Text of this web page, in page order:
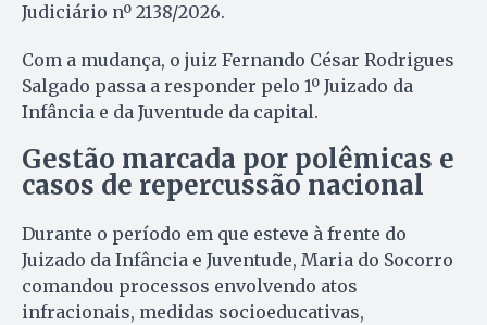
Judiciário nº 2138/2026.
Com a mudança, o juiz Fernando César Rodrigues
Salgado passa a responder pelo 1º Juizado da
Infância e da Juventude da capital.
Gestão marcada por polêmicas e
casos de repercussão nacional
Durante o período em que esteve à frente do
Juizado da Infância e Juventude, Maria do Socorro
comandou processos envolvendo atos
infracionais, medidas socioeducativas,